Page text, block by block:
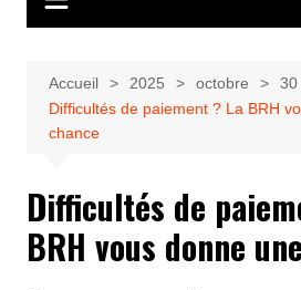
Accueil 2025 octobre
30
Difficultés de paiement ? La BRH
chance
Difficultés de
BRH vous donne